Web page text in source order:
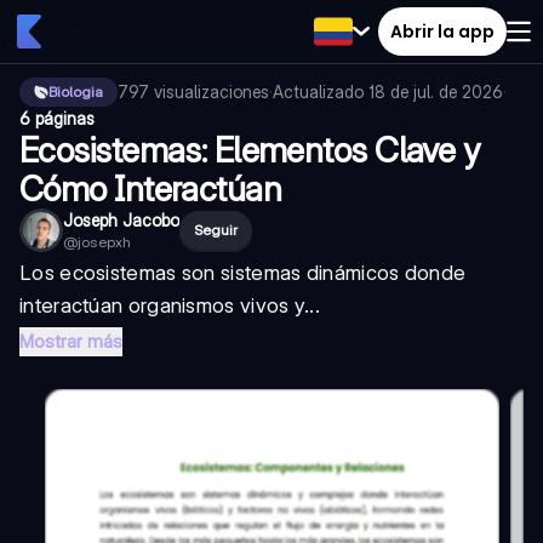
Abrir la app
Biologia 797 visualizaciones·Actualizado 18 de jul. de 2026·
6 páginas
Ecosistemas: Elementos Clave y
Cómo Interactúan
Joseph Jacobo
@josepxh
Seguir
Los ecosistemas son sistemas dinámicos donde
interactúan organismos vivos y...
Mostrar más